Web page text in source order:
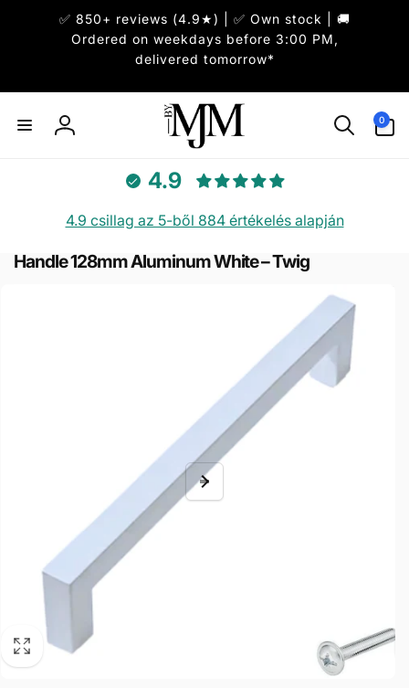
✅ 850+ reviews (4.9★) | ✅ Own stock | 🚚
Ordered on weekdays before 3:00 PM,
delivered tomorrow*
Bejelentkezés
0
elem
4.9
4.9 csillag az 5-ből 884 értékelés alapján
Handle 128mm Aluminum White – Twig